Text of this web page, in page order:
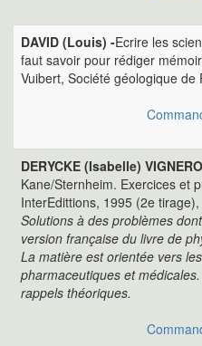
DAVID (Louis) -Ecrire les
faut savoir pour rédiger
Vuibert, Société géologique
DERYCKE (Isabelle)
Kane/Sternheim. Exercices et
InterEdittions, 1995 (2e
Solutions à des problèmes
version française du livre de
La matière est orientée vers
pharmaceutiques et
rappels théoriques.